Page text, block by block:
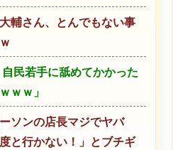
輔さん、とんでもない事
自民若手に舐めてかかった
ｗｗ」
ソンの店長マジでヤバ
と行かない！」とブチギ